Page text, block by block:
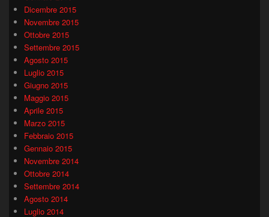
Dicembre 2015
Novembre 2015
Ottobre 2015
Settembre 2015
Agosto 2015
Luglio 2015
Giugno 2015
Maggio 2015
Aprile 2015
Marzo 2015
Febbraio 2015
Gennaio 2015
Novembre 2014
Ottobre 2014
Settembre 2014
Agosto 2014
Luglio 2014